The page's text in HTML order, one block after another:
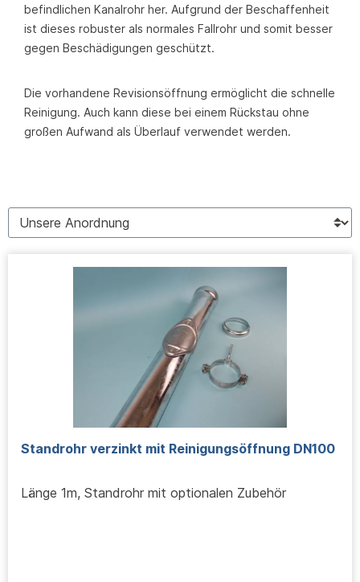
befindlichen Kanalrohr her. Aufgrund der Beschaffenheit
ist dieses robuster als normales Fallrohr und somit besser
gegen Beschädigungen geschützt.
Die vorhandene Revisionsöffnung ermöglicht die schnelle
Reinigung. Auch kann diese bei einem Rückstau ohne
großen Aufwand als Überlauf verwendet werden.
Standrohr verzinkt mit Reinigungsöffnung DN100
Länge 1m, Standrohr mit optionalen Zubehör